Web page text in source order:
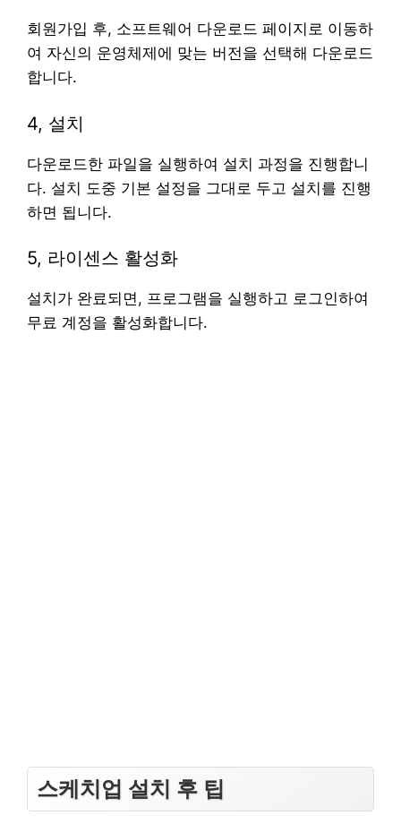
회원가입 후, 소프트웨어 다운로드 페이지로 이동하
여 자신의 운영체제에 맞는 버전을 선택해 다운로드
합니다.
4, 설치
다운로드한 파일을 실행하여 설치 과정을 진행합니
다. 설치 도중 기본 설정을 그대로 두고 설치를 진행
하면 됩니다.
5, 라이센스 활성화
설치가 완료되면, 프로그램을 실행하고 로그인하여
무료 계정을 활성화합니다.
스케치업 설치 후 팁